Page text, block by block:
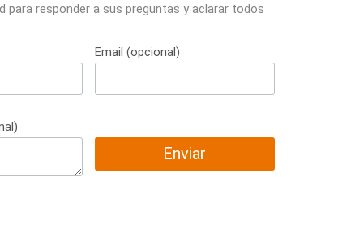
responder a sus preguntas y aclarar todos
Email (opcional)
Enviar